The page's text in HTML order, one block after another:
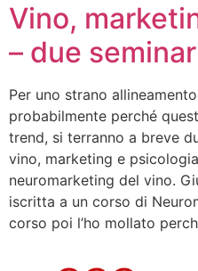
Vino,
– due
Per uno strano
probabilmente perché
trend, si terranno a breve
vino, marketing e
neuromarketing del vino.
iscritta a un corso di
corso poi l’ho mollato